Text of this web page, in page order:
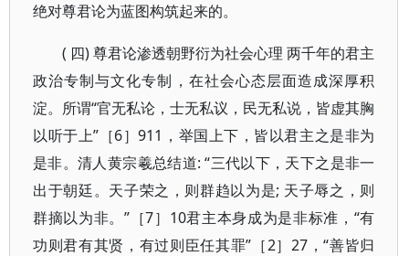
绝对尊君论为蓝图构筑起来的。
( 四) 尊君论渗透朝野衍为社会心理 两千年的君主
政治专制与文化专制，在社会心态层面造成深厚积
淀。所谓“官无私论，士无私议，民无私说，皆虚其胸
以听于上”［6］911，举国上下，皆以君主之是非为
是非。清人黄宗羲总结道: “三代以下，天下之是非一
出于朝廷。天子荣之，则群趋以为是; 天子辱之，则
群摘以为非。”［7］10君主本身成为是非标准，“有
功则君有其贤，有过则臣任其罪”［2］27，“善皆归